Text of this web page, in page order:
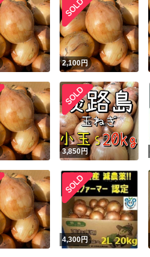
2,100円
3,850円
4,300円